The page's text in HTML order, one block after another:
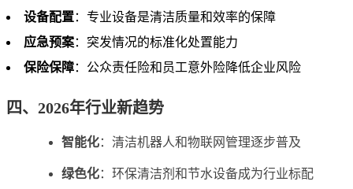
设备配置：专业设备是清洁质量和效率的保障
应急预案：突发情况的标准化处置能力
保险保障：公众责任险和员工意外险降低企业风险
四、2026年行业新趋势
智能化：清洁机器人和物联网管理逐步普及
绿色化：环保清洁剂和节水设备成为行业标配